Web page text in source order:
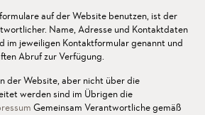
auf der Website benutzen, ist der
Name, Adresse und Kontaktdaten
im jeweiligen Kontaktformular genannt und
Abruf zur Verfügung.
der Website, aber nicht über die
werden sind im Übrigen die
Gemeinsam Verantwortliche gemäß